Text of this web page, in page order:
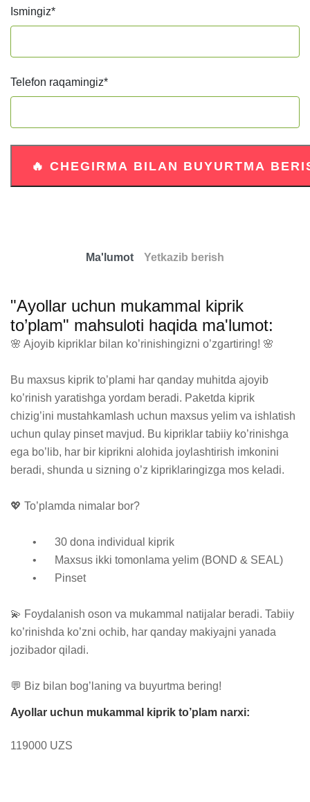
Ismingiz*
Telefon raqamingiz*
Ma'lumot Yetkazib berish
"Ayollar uchun mukammal kiprik
to’plam" mahsuloti haqida ma'lumot:
🌸 Ajoyib kipriklar bilan ko’rinishingizni o’zgartiring! 🌸
Bu maxsus kiprik to’plami har qanday muhitda ajoyib
ko’rinish yaratishga yordam beradi. Paketda kiprik
chizig’ini mustahkamlash uchun maxsus yelim va ishlatish
uchun qulay pinset mavjud. Bu kipriklar tabiiy ko’rinishga
ega bo’lib, har bir kiprikni alohida joylashtirish imkonini
beradi, shunda u sizning o’z kipriklaringizga mos keladi.
💖 To’plamda nimalar bor?
💫 Foydalanish oson va mukammal natijalar beradi. Tabiiy
ko’rinishda ko’zni ochib, har qanday makiyajni yanada
jozibador qiladi.
💬 Biz bilan bog’laning va buyurtma bering!
Ayollar uchun mukammal kiprik to’plam narxi:
119000 UZS